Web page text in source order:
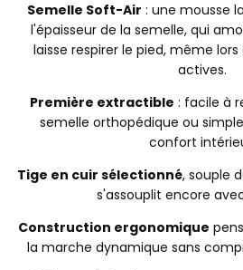
Semelle Soft-Air : une mousse
l'épaisseur de la semelle, qui
laisse respirer le pied, même
actives.
Première extractible : facile à
semelle orthopédique ou
confort
Tige en cuir sélectionné, souple
s'assouplit encore
Construction ergonomique
la marche dynamique sans